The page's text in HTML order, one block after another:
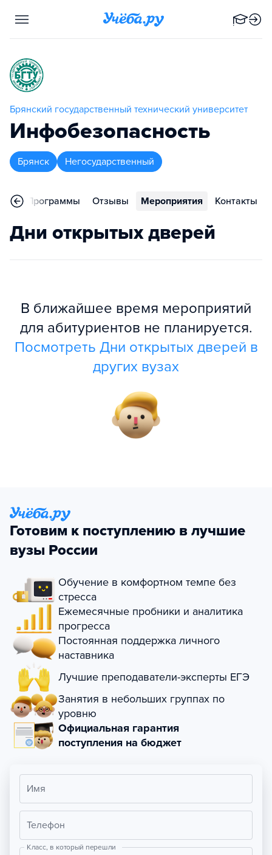
Брянский государственный технический университет
Инфобезопасность
Брянск Негосударственный
Программы Отзывы Мероприятия Контакты
Дни открытых дверей
В ближайшее время мероприятий
для абитуриентов не планируется.
Посмотреть Дни открытых дверей в
других вузах
Готовим к поступлению в лучшие
вузы России
Обучение в комфортном темпе без
стресса
Ежемесячные пробники и аналитика
прогресса
Постоянная поддержка личного
наставника
Лучшие преподаватели-эксперты ЕГЭ
Занятия в небольших группах по
уровню
Официальная гарантия
поступления на бюджет
Имя
Телефон
Класс, в который перешли